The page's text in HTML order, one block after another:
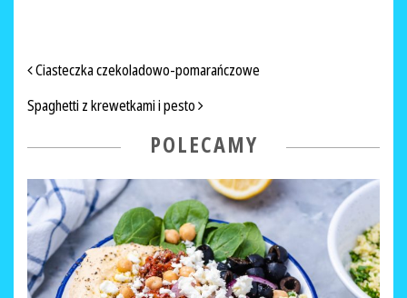
NAWIGACJA PO ARTYKUŁACH
Ciasteczka czekoladowo-pomarańczowe
Spaghetti z krewetkami i pesto
POLECAMY